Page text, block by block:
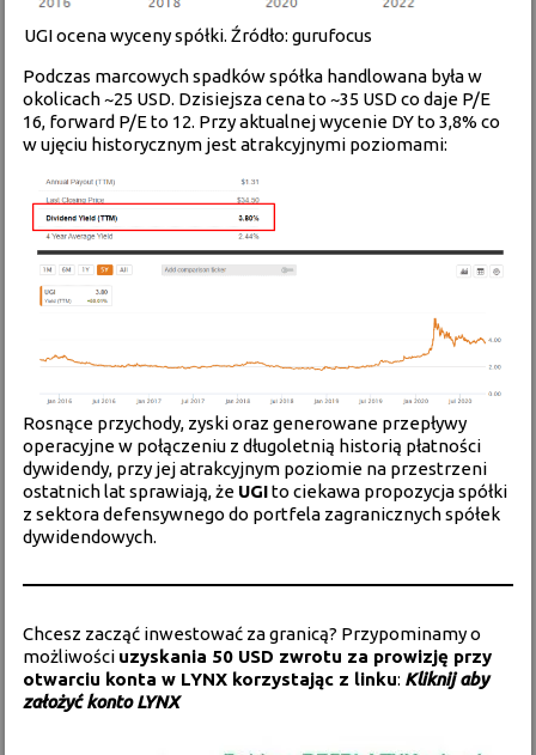
UGI ocena wyceny spółki. Źródło: gurufocus
Podczas marcowych spadków spółka handlowana była w
okolicach ~25 USD. Dzisiejsza cena to ~35 USD co daje P/E
16, forward P/E to 12. Przy aktualnej wycenie DY to 3,8% co
w ujęciu historycznym jest atrakcyjnymi poziomami:
Rosnące przychody, zyski oraz generowane przepływy
operacyjne w połączeniu z długoletnią historią płatności
dywidendy, przy jej atrakcyjnym poziomie na przestrzeni
ostatnich lat sprawiają, że UGIto ciekawa propozycja spółki
z sektora defensywnego do portfela zagranicznych spółek
dywidendowych.
Chcesz zacząć inwestować za granicą? Przypominamy o
możliwości uzyskania 50 USD zwrotu za prowizję przy
otwarciu konta w LYNX korzystając z linku: Kliknij aby
założyć konto LYNX